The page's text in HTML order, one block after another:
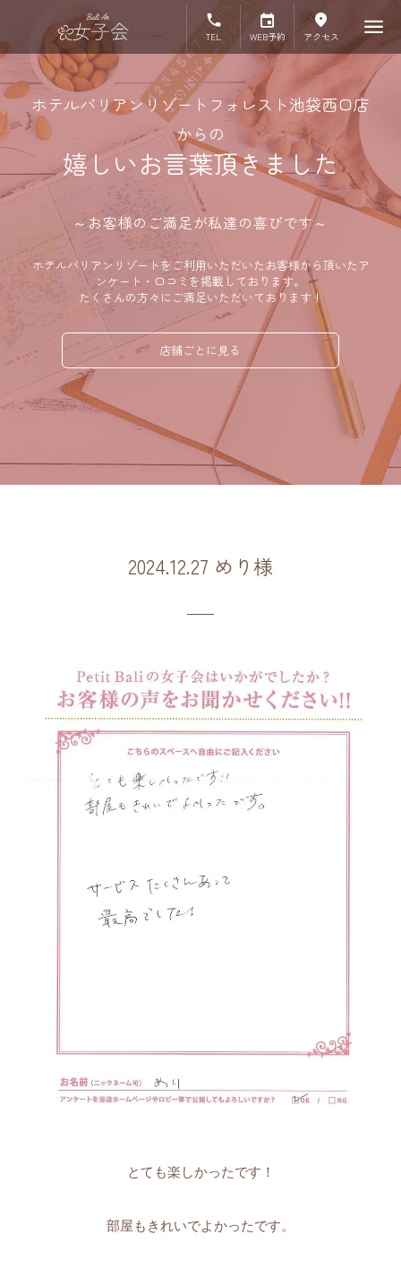
TEL WEB予約 アクセス
ホテルバリアンリゾートフォレスト池袋西口店
からの
嬉しいお言葉頂きました
～お客様のご満足が私達の喜びです～
ホテルバリアンリゾートをご利用いただいたお客様から頂いたア
ンケート・口コミを掲載しております。
たくさんの方々にご満足いただいております！
店舗ごとに見る
2024.12.27 めり様
とても楽しかったです！
部屋もきれいでよかったです。